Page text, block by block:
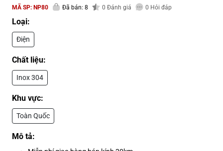
MÃ SP: NP80 Đã bán: 8 0 Đánh giá 0 Hỏi đáp
Loại:
Điện
Chất liệu:
Inox 304
Khu vực:
Toàn Quốc
Mô tả: